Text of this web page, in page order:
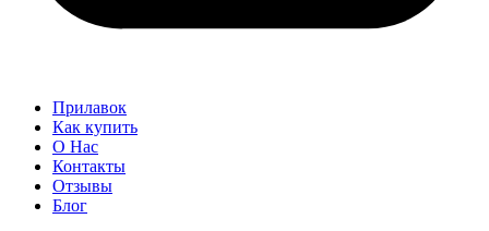
Прилавок
Как купить
О Нас
Контакты
Отзывы
Блог